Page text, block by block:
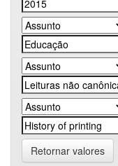
Retornar valores